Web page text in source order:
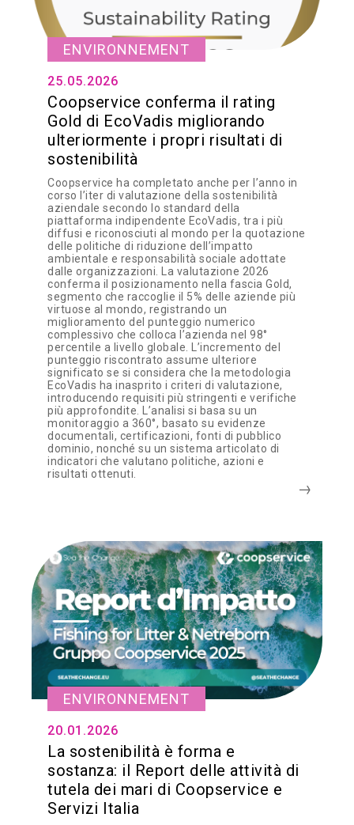
ENVIRONNEMENT
25.05.2026
Coopservice conferma il rating
Gold di EcoVadis migliorando
ulteriormente i propri risultati di
sostenibilità
Coopservice ha completato anche per l’anno in
corso l’iter di valutazione della sostenibilità
aziendale secondo lo standard della
piattaforma indipendente EcoVadis, tra i più
diffusi e riconosciuti al mondo per la quotazione
delle politiche di riduzione dell’impatto
ambientale e responsabilità sociale adottate
dalle organizzazioni. La valutazione 2026
conferma il posizionamento nella fascia Gold,
segmento che raccoglie il 5% delle aziende più
virtuose al mondo, registrando un
miglioramento del punteggio numerico
complessivo che colloca l’azienda nel 98°
percentile a livello globale. L’incremento del
punteggio riscontrato assume ulteriore
significato se si considera che la metodologia
EcoVadis ha inasprito i criteri di valutazione,
introducendo requisiti più stringenti e verifiche
più approfondite. L’analisi si basa su un
monitoraggio a 360°, basato su evidenze
documentali, certificazioni, fonti di pubblico
dominio, nonché su un sistema articolato di
indicatori che valutano politiche, azioni e
risultati ottenuti.
ENVIRONNEMENT
20.01.2026
La sostenibilità è forma e
sostanza: il Report delle attività di
tutela dei mari di Coopservice e
Servizi Italia